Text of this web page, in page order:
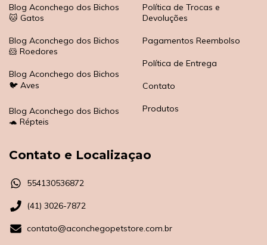
Blog Aconchego dos Bichos
🐱 Gatos
Blog Aconchego dos Bichos
🐹 Roedores
Blog Aconchego dos Bichos
🐦 Aves
Blog Aconchego dos Bichos
🐢 Répteis
Política de Trocas e
Devoluções
Pagamentos Reembolso
Política de Entrega
Contato
Produtos
Contato e Localizaçao
554130536872
(41) 3026-7872
contato@aconchegopetstore.com.br